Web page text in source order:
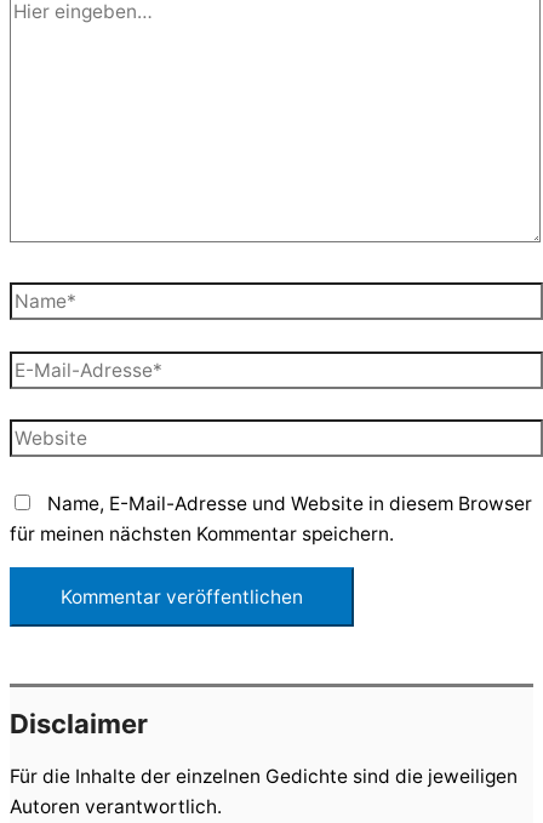
Hier
Name*
E-
Mail-
Adresse*
Website
Name, E-Mail-Adresse und Website in diesem Browser
für meinen nächsten Kommentar speichern.
Disclaimer
Für die Inhalte der einzelnen Gedichte sind die jeweiligen
Autoren verantwortlich.